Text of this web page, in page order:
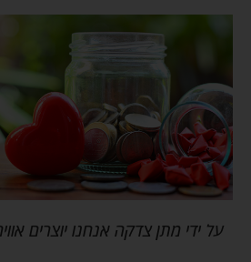
על ידי מתן צדקה אנחנו יוצרים